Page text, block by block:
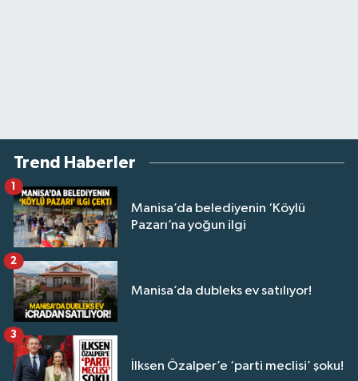
Trend Haberler
Manisa’da belediyenin ‘Köylü
Pazarı’na yoğun ilgi
1
Manisa’da dubleks ev satılıyor!
2
İlksen Özalper’e ‘parti meclisi’ şoku!
3